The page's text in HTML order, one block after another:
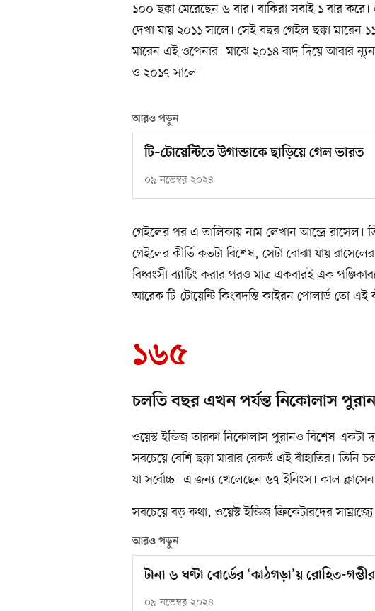
১০০ ছক্কা মেরেছেন ৬ বার। বাকিরা সবাই ১ বার করে।
দেখা যায় ২০১১ সালে। সেই বছর গেইল ছক্কা মারেন
মারেন এই ওপেনার। মাঝে ২০১৪ বাদ দিয়ে আবার
ও ২০১৭ সালে।
আরও পড়ুন
টি–টোয়েন্টিতে উগান্ডাকে ছাড়িয়ে গেল ভারত
০৯ নভেম্বর ২০২৪
গেইলের পর এ তালিকায় নাম লেখান আন্দ্রে রাসেল।
গেইলের কীর্তি কতটা বিশেষ, সেটা বোঝা যায়
বিধ্বংসী ব্যাটিং করার পরও মাত্র একবারই এক
আরেক টি-টোয়েন্টি কিংবদন্তি কাইরন পোলার্ড তো এই
১৬৫
চলতি বছর এখন পর্যন্ত নিকোলাস পুরান
ওয়েস্ট ইন্ডিজ তারকা নিকোলাস পুরানও বিশেষ একটা
সবচেয়ে বেশি ছক্কা মারার রেকর্ড এই বাঁহাতির। তিনি
যা সর্বোচ্চ। এ জন্য খেলেছেন ৬৭ ইনিংস। কাল
সবচেয়ে বড় কথা, ওয়েস্ট ইন্ডিজ ক্রিকেটারদের
আরও পড়ুন
টানা ৬ ঘণ্টা বোর্ডের ‘কাঠগড়া’য় রোহিত-গম্ভীর
০৯ নভেম্বর ২০২৪